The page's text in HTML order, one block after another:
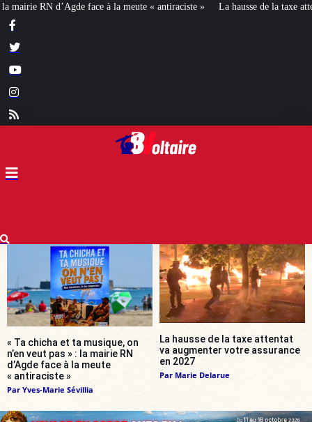
antiraciste » La hausse de la taxe attentat va augmenter votre assurance en
« Ta chicha et ta musique, on
n’en veut pas » : la mairie RN
d’Agde face à la meute
« antiraciste »
Par Yves-Marie Sévillia
La hausse de la taxe attentat
va augmenter votre assurance
en 2027
Par Marie Delarue